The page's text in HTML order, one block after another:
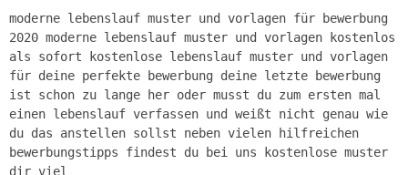
moderne lebenslauf muster und vorlagen für bewerbung
2020 moderne lebenslauf muster und vorlagen kostenlos
als sofort kostenlose lebenslauf muster und vorlagen
für deine perfekte bewerbung deine letzte bewerbung
ist schon zu lange her oder musst du zum ersten mal
einen lebenslauf verfassen und weißt nicht genau wie
du das anstellen sollst neben vielen hilfreichen
bewerbungstipps findest du bei uns kostenlose muster
dir viel